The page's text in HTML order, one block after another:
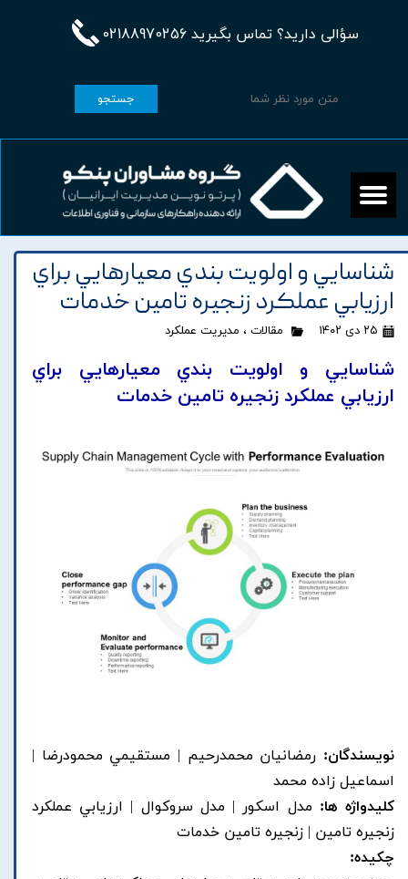
سؤالی دارید؟ تماس بگیرید 02188970256
جستجو
شناسايي و اولويت بندي معيارهايي براي
ارزيابي عملکرد زنجيره تامين خدمات
۲۵ دی ۱۴۰۲ مقالات ، مدیریت عملکرد
شناسايي و اولويت بندي معيارهايي براي
ارزيابي عملکرد زنجيره تامين خدمات
نویسندگان: رمضانيان محمدرحيم | مستقيمي محمودرضا |
اسماعيل زاده محمد
کلیدواژه ها: مدل اسکور | مدل سروکوال | ارزيابي عملکرد
زنجيره تامين | زنجيره تامين خدمات
چکیده: